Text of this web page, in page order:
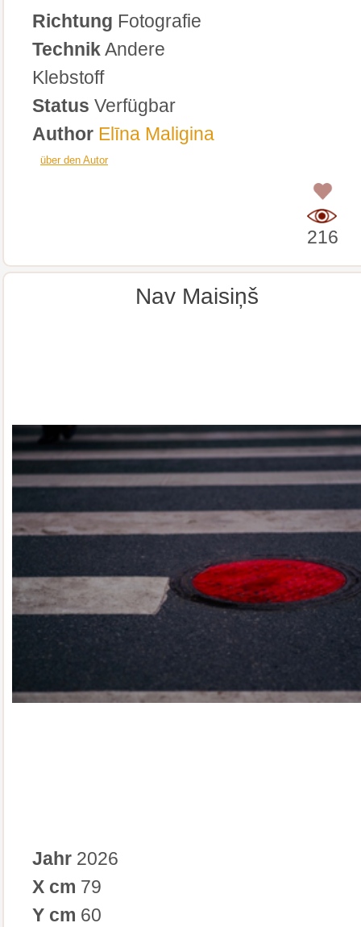
Richtung Fotografie
TechnikAndere
Klebstoff
Status Verfügbar
Author Elīna Maligina
über den Autor
216
Nav Maisiņš
Jahr 2026
X cm 79
Y cm 60